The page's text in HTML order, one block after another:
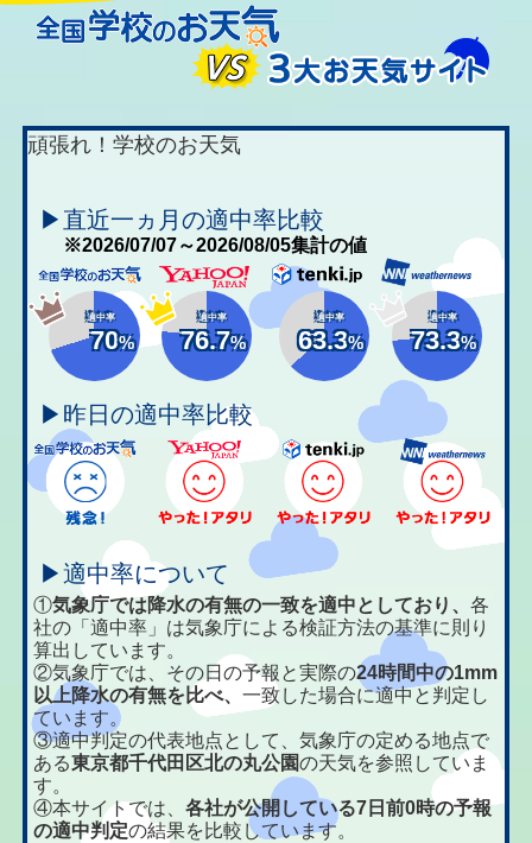
頑張れ！学校のお天気
▶直近一ヵ月の適中率比較
※2026/07/07～2026/08/05集計の値
適中率
70%
適中率
76.7%
適中率
63.3%
適中率
73.3%
▶昨日の適中率比較
▶適中率について
①気象庁では降水の有無の一致を適中としており、各
社の「適中率」は気象庁による検証方法の基準に則り
算出しています。
②気象庁では、その日の予報と実際の24時間中の1mm
以上降水の有無を比べ、一致した場合に適中と判定し
ています。
③適中判定の代表地点として、気象庁の定める地点で
ある東京都千代田区北の丸公園の天気を参照していま
す。
④本サイトでは、各社が公開している7日前0時の予報
の適中判定の結果を比較しています。